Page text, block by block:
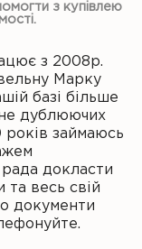
з купівлею
з 2008р.
Марку
базі більше
дублюючих
років займаюсь
докласти
та весь свій
документи